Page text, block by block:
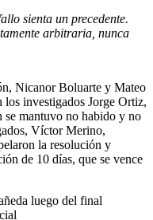
sienta un precedente.
arbitraria, nunca
Nicanor Boluarte y Mateo
investigados Jorge Ortiz,
mantuvo no habido y no
Víctor Merino,
la resolución y
de 10 días, que se vence